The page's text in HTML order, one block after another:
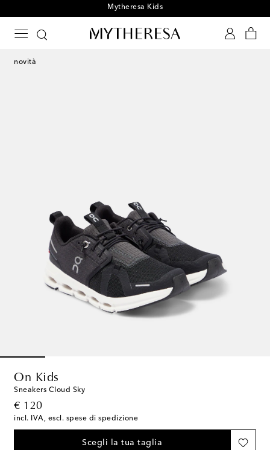
Mytheresa Kids
novità
On Kids
Sneakers Cloud Sky
€ 120
original price
incl. IVA, escl. spese di spedizione
Scegli la tua taglia